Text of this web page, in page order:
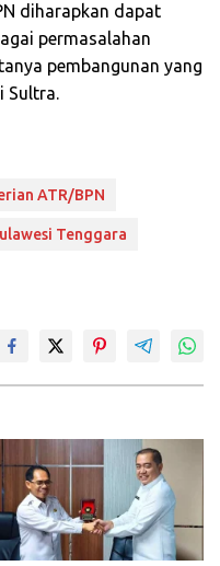
diharapkan dapat
permasalahan
pembangunan yang
Sultra.
ATR/BPN
Tenggara